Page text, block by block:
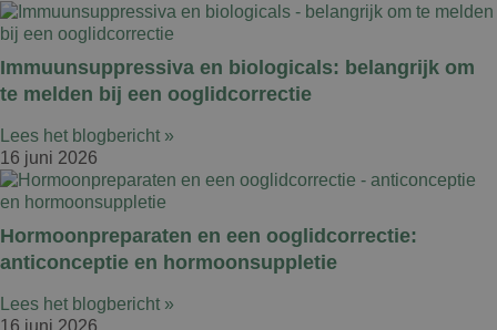
Immuunsuppressiva en biologicals: belangrijk om
te melden bij een ooglidcorrectie
Lees het blogbericht »
16 juni 2026
Hormoonpreparaten en een ooglidcorrectie:
anticonceptie en hormoonsuppletie
Lees het blogbericht »
16 juni 2026